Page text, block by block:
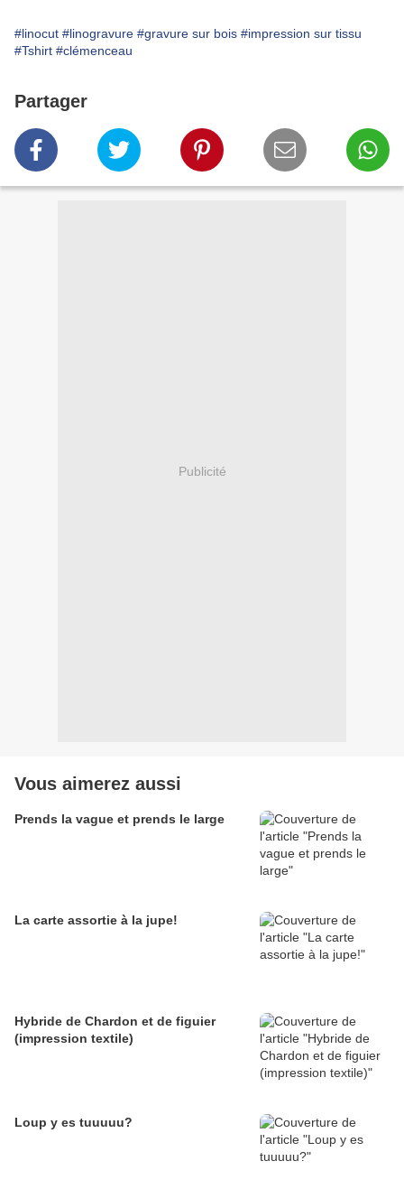
#linocut #linogravure #gravure sur bois #impression sur tissu
#Tshirt #clémenceau
Partager
Publicité
Vous aimerez aussi
Prends la vague et prends le large
La carte assortie à la jupe!
Hybride de Chardon et de figuier
(impression textile)
Loup y es tuuuuu?